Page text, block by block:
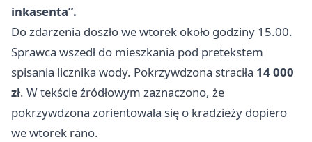
inkasenta”.
Do zdarzenia doszło we wtorek około godziny 15.00.
Sprawca wszedł do mieszkania pod pretekstem
spisania licznika wody. Pokrzywdzona straciła 14 000
zł. W tekście źródłowym zaznaczono, że
pokrzywdzona zorientowała się o kradzieży dopiero
we wtorek rano.